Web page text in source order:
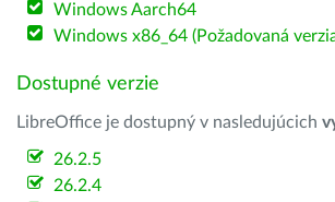
Windows Aarch64
Windows x86_64 (Požadovaná
Dostupné verzie
LibreOffice je dostupný v nasledujúcich
26.2.5
26.2.4